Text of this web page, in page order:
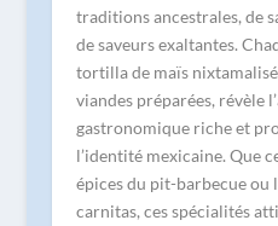
traditions ancestrales, de
de saveurs exaltantes.
tortilla de maïs
viandes préparées, révèle
gastronomique riche et
l’identité mexicaine. Que
épices du pit-barbecue ou
carnitas, ces spécialités